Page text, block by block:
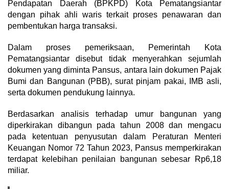
Pendapatan Daerah (BPKPD) Kota Pematangsiantar
dengan pihak ahli waris terkait proses penawaran dan
pembentukan harga transaksi.
Dalam proses pemeriksaan, Pemerintah Kota
Pematangsiantar disebut tidak menyerahkan sejumlah
dokumen yang diminta Pansus, antara lain dokumen Pajak
Bumi dan Bangunan (PBB), surat pinjam pakai, IMB asli,
serta dokumen pendukung lainnya.
Berdasarkan analisis terhadap umur bangunan yang
diperkirakan dibangun pada tahun 2008 dan mengacu
pada ketentuan penyusutan dalam Peraturan Menteri
Keuangan Nomor 72 Tahun 2023, Pansus memperkirakan
terdapat kelebihan penilaian bangunan sebesar Rp6,18
miliar.